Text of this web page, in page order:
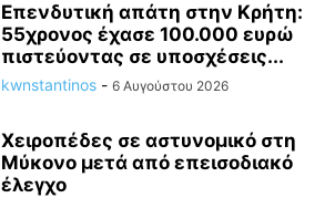
Επενδυτική απάτη στην Κρήτη:
55χρονος έχασε 100.000 ευρώ
πιστεύοντας σε υποσχέσεις...
kwnstantinos - 6 Αυγούστου 2026
Χειροπέδες σε αστυνομικό στη
Μύκονο μετά από επεισοδιακό
έλεγχο